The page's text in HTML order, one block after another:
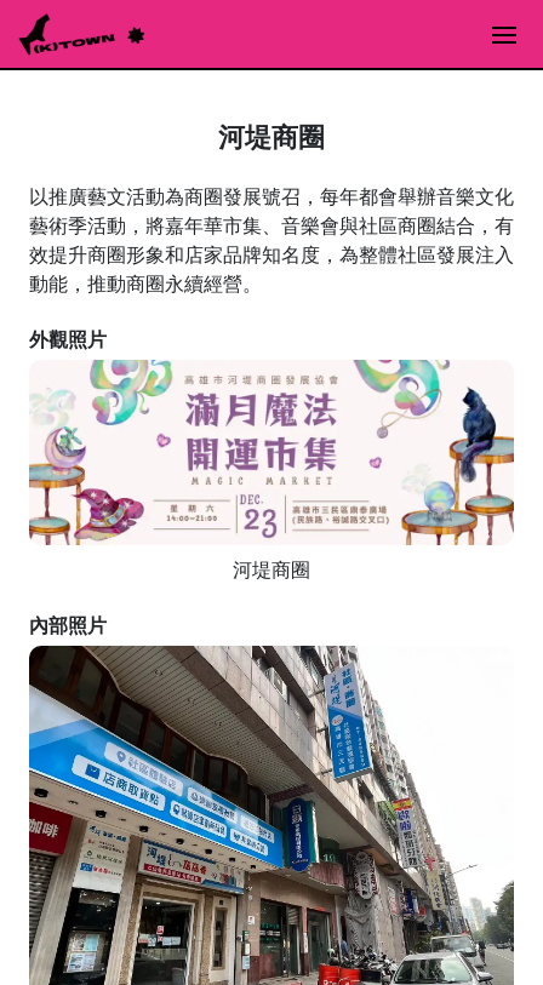
河堤商圈
以推廣藝文活動為商圈發展號召，每年都會舉辦音樂文化
藝術季活動，將嘉年華市集、音樂會與社區商圈結合，有
效提升商圈形象和店家品牌知名度，為整體社區發展注入
動能，推動商圈永續經營。
外觀照片
河堤商圈
內部照片